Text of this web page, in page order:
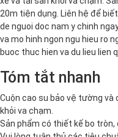
20m tiện dụng. Liên hệ để
de nguoi doc nam y chinh
va mo hinh ngon ngu hieu ro
buoc thuc hien va du lieu lien
Tóm tắt nhanh
Cuộn cao su bảo vệ tường và
khỏi va chạm.
Sản phẩm có thiết kế bo tròn,